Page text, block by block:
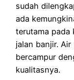
sudah
ada
terutama pada
jalan banjir.
bercampur
kualitasnya.